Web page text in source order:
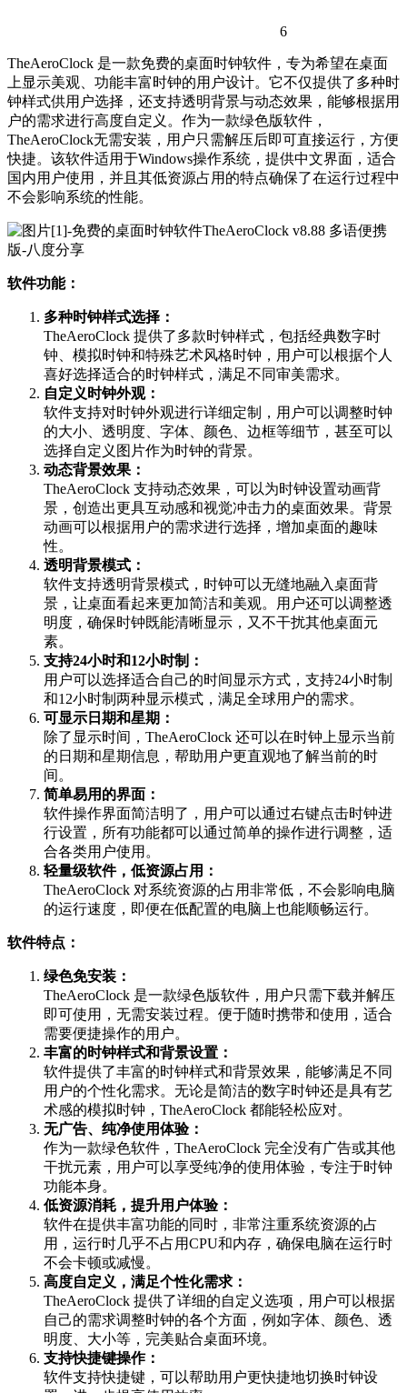
6
TheAeroClock 是一款免费的桌面时钟软件，专为希望在桌面
上显示美观、功能丰富时钟的用户设计。它不仅提供了多种时
钟样式供用户选择，还支持透明背景与动态效果，能够根据用
户的需求进行高度自定义。作为一款绿色版软件，
TheAeroClock无需安装，用户只需解压后即可直接运行，方便
快捷。该软件适用于Windows操作系统，提供中文界面，适合
国内用户使用，并且其低资源占用的特点确保了在运行过程中
不会影响系统的性能。
软件功能：
多种时钟样式选择：
TheAeroClock 提供了多款时钟样式，包括经典数字时
钟、模拟时钟和特殊艺术风格时钟，用户可以根据个人
喜好选择适合的时钟样式，满足不同审美需求。
自定义时钟外观：
软件支持对时钟外观进行详细定制，用户可以调整时钟
的大小、透明度、字体、颜色、边框等细节，甚至可以
选择自定义图片作为时钟的背景。
动态背景效果：
TheAeroClock 支持动态效果，可以为时钟设置动画背
景，创造出更具互动感和视觉冲击力的桌面效果。背景
动画可以根据用户的需求进行选择，增加桌面的趣味
性。
透明背景模式：
软件支持透明背景模式，时钟可以无缝地融入桌面背
景，让桌面看起来更加简洁和美观。用户还可以调整透
明度，确保时钟既能清晰显示，又不干扰其他桌面元
素。
支持24小时和12小时制：
用户可以选择适合自己的时间显示方式，支持24小时制
和12小时制两种显示模式，满足全球用户的需求。
可显示日期和星期：
除了显示时间，TheAeroClock 还可以在时钟上显示当前
的日期和星期信息，帮助用户更直观地了解当前的时
间。
简单易用的界面：
软件操作界面简洁明了，用户可以通过右键点击时钟进
行设置，所有功能都可以通过简单的操作进行调整，适
合各类用户使用。
轻量级软件，低资源占用：
TheAeroClock 对系统资源的占用非常低，不会影响电脑
的运行速度，即便在低配置的电脑上也能顺畅运行。
软件特点：
绿色免安装：
TheAeroClock 是一款绿色版软件，用户只需下载并解压
即可使用，无需安装过程。便于随时携带和使用，适合
需要便捷操作的用户。
丰富的时钟样式和背景设置：
软件提供了丰富的时钟样式和背景效果，能够满足不同
用户的个性化需求。无论是简洁的数字时钟还是具有艺
术感的模拟时钟，TheAeroClock 都能轻松应对。
无广告、纯净使用体验：
作为一款绿色软件，TheAeroClock 完全没有广告或其他
干扰元素，用户可以享受纯净的使用体验，专注于时钟
功能本身。
低资源消耗，提升用户体验：
软件在提供丰富功能的同时，非常注重系统资源的占
用，运行时几乎不占用CPU和内存，确保电脑在运行时
不会卡顿或减慢。
高度自定义，满足个性化需求：
TheAeroClock 提供了详细的自定义选项，用户可以根据
自己的需求调整时钟的各个方面，例如字体、颜色、透
明度、大小等，完美贴合桌面环境。
支持快捷键操作：
软件支持快捷键，可以帮助用户更快捷地切换时钟设